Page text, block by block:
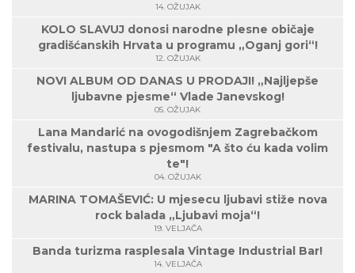
14. OŽUJAK
KOLO SLAVUJ donosi narodne plesne običaje
gradišćanskih Hrvata u programu „Oganj gori“!
12. OŽUJAK
NOVI ALBUM OD DANAS U PRODAJI! „Najljepše
ljubavne pjesme“ Vlade Janevskog!
05. OŽUJAK
Lana Mandarić na ovogodišnjem Zagrebačkom
festivalu, nastupa s pjesmom "A što ću kada volim
te"!
04. OŽUJAK
MARINA TOMAŠEVIĆ: U mjesecu ljubavi stiže nova
rock balada „Ljubavi moja“!
19. VELJAČA
Banda turizma rasplesala Vintage Industrial Bar!
14. VELJAČA